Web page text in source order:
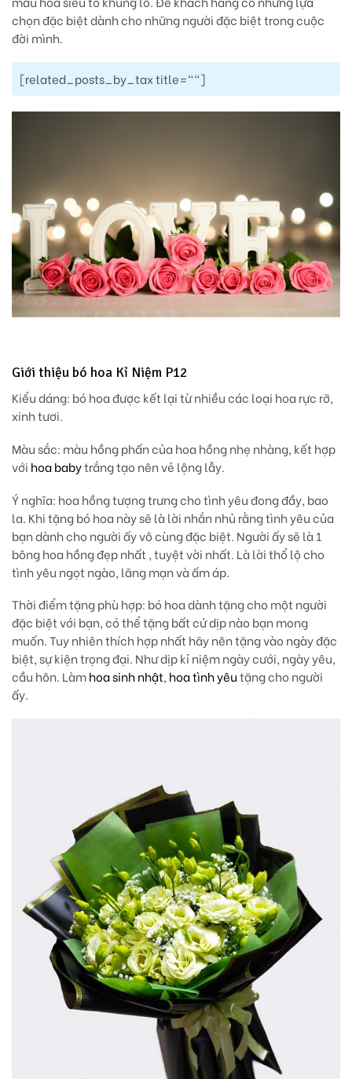
chọn đặc biệt dành cho những người đặc biệt trong cuộc
đời mình.
[related_posts_by_tax title=""]
Giới thiệu bó hoa Kỉ Niệm P12
Kiểu dáng: bó hoa được kết lại từ nhiều các loại hoa rực rỡ,
xinh tươi.
Màu sắc: màu hồng phấn của hoa hồng nhẹ nhàng, kết hợp
với hoa babytrắng tạo nên vẻ lộng lẫy.
Ý nghĩa: hoa hồng tượng trưng cho tình yêu đong đầy, bao
la. Khi tặng bó hoa này sẽ là lời nhắn nhủ rằng tình yêu của
bạn dành cho người ấy vô cùng đặc biệt. Người ấy sẽ là 1
bông hoa hồng đẹp nhất , tuyệt vời nhất. Là lời thổ lộ cho
tình yêu ngọt ngào, lãng mạn và ấm áp.
Thời điểm tặng phù hợp: bó hoa dành tặng cho một người
đặc biệt với bạn, có thể tặng bất cứ dịp nào bạn mong
muốn. Tuy nhiên thích hợp nhất hãy nên tặng vào ngày đặc
biệt, sự kiện trọng đại. Như dịp kỉ niệm ngày cưới, ngày yêu,
cầu hôn. Làmhoa sinh nhật, hoa tình yêutặng cho người
ấy.